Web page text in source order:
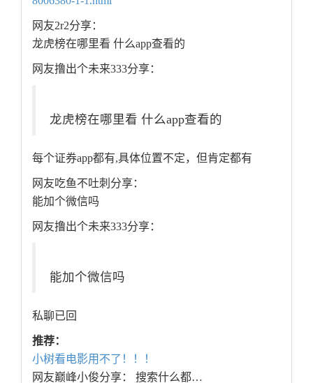
网友2r2分享：
龙虎榜在哪里看 什么app查看的
网友撸出个未来333分享：
龙虎榜在哪里看 什么app查看的
每个证券app都有,具体位置不定，但肯定都有
网友吃鱼不吐刺分享：
能加个微信吗
网友撸出个未来333分享：
能加个微信吗
私聊已回
推荐：
小树看电影用不了！！！
网友巅峰小俊分享： 搜索什么都…